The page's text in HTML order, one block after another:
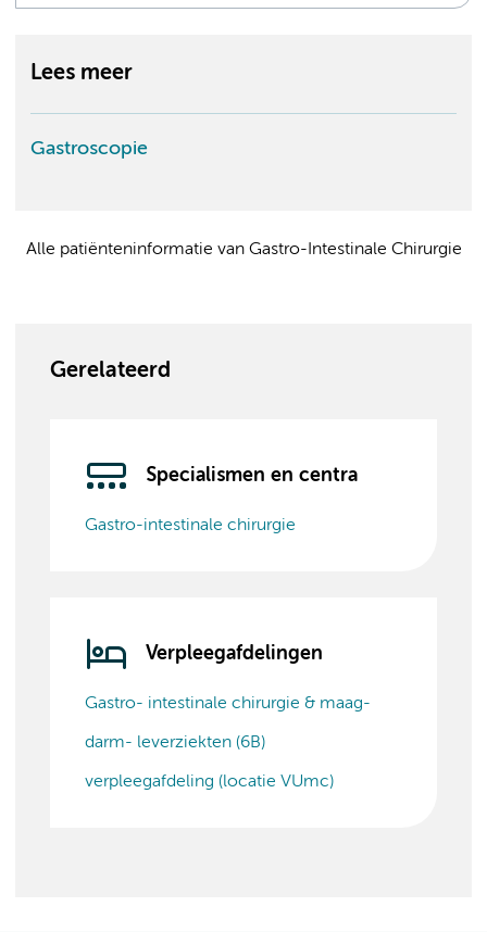
Lees meer
Gastroscopie
Alle patiënteninformatie van Gastro-Intestinale Chirurgie
Gerelateerd
Specialismen en centra
Gastro-intestinale chirurgie
Verpleegafdelingen
Gastro- intestinale chirurgie & maag-
darm- leverziekten (6B)
verpleegafdeling (locatie VUmc)